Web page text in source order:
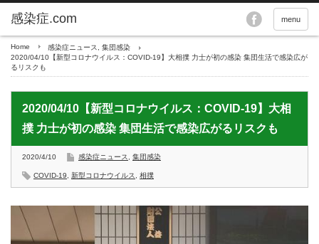
menu
Home 感染症ニュース
集団感染
2020/04/10【新型コロナウイルス：COVID-19】大相撲 力士が初の感染 集団生活で感染広が
るリスクも
2020/04/10【新型コロナウイルス：COVID-19】大相
撲 力士が初の感染 集団生活で感染広がるリスクも
2020/4/10 感染症ニュース 集団感染
COVID-19 新型コロナウイルス 相撲